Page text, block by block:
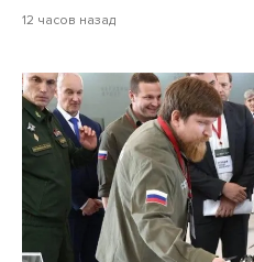
12 часов назад